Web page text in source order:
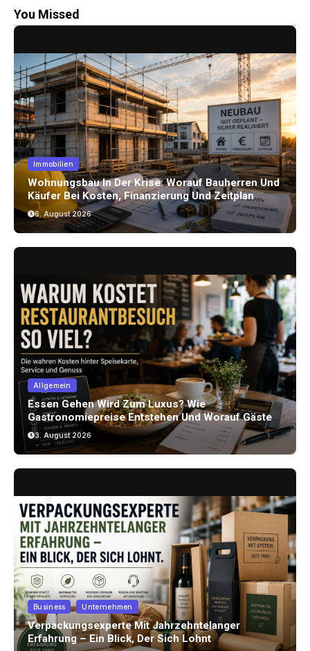
You Missed
Immobilien
Wohnungsbau In Der Krise: Worauf Bauherren Und
Käufer Bei Kosten, Finanzierung Und Zeitplan
Achten Sollten
6. August 2026
Allgemein
Essen Gehen Wird Zum Luxus? Wie
Gastronomiepreise Entstehen Und Worauf Gäste
Achten Können
3. August 2026
Business Unternehmen
Verpackungsexperte Mit Jahrzehntelanger
Erfahrung – Ein Blick, Der Sich Lohnt